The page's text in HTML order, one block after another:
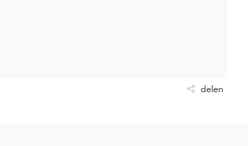
delen